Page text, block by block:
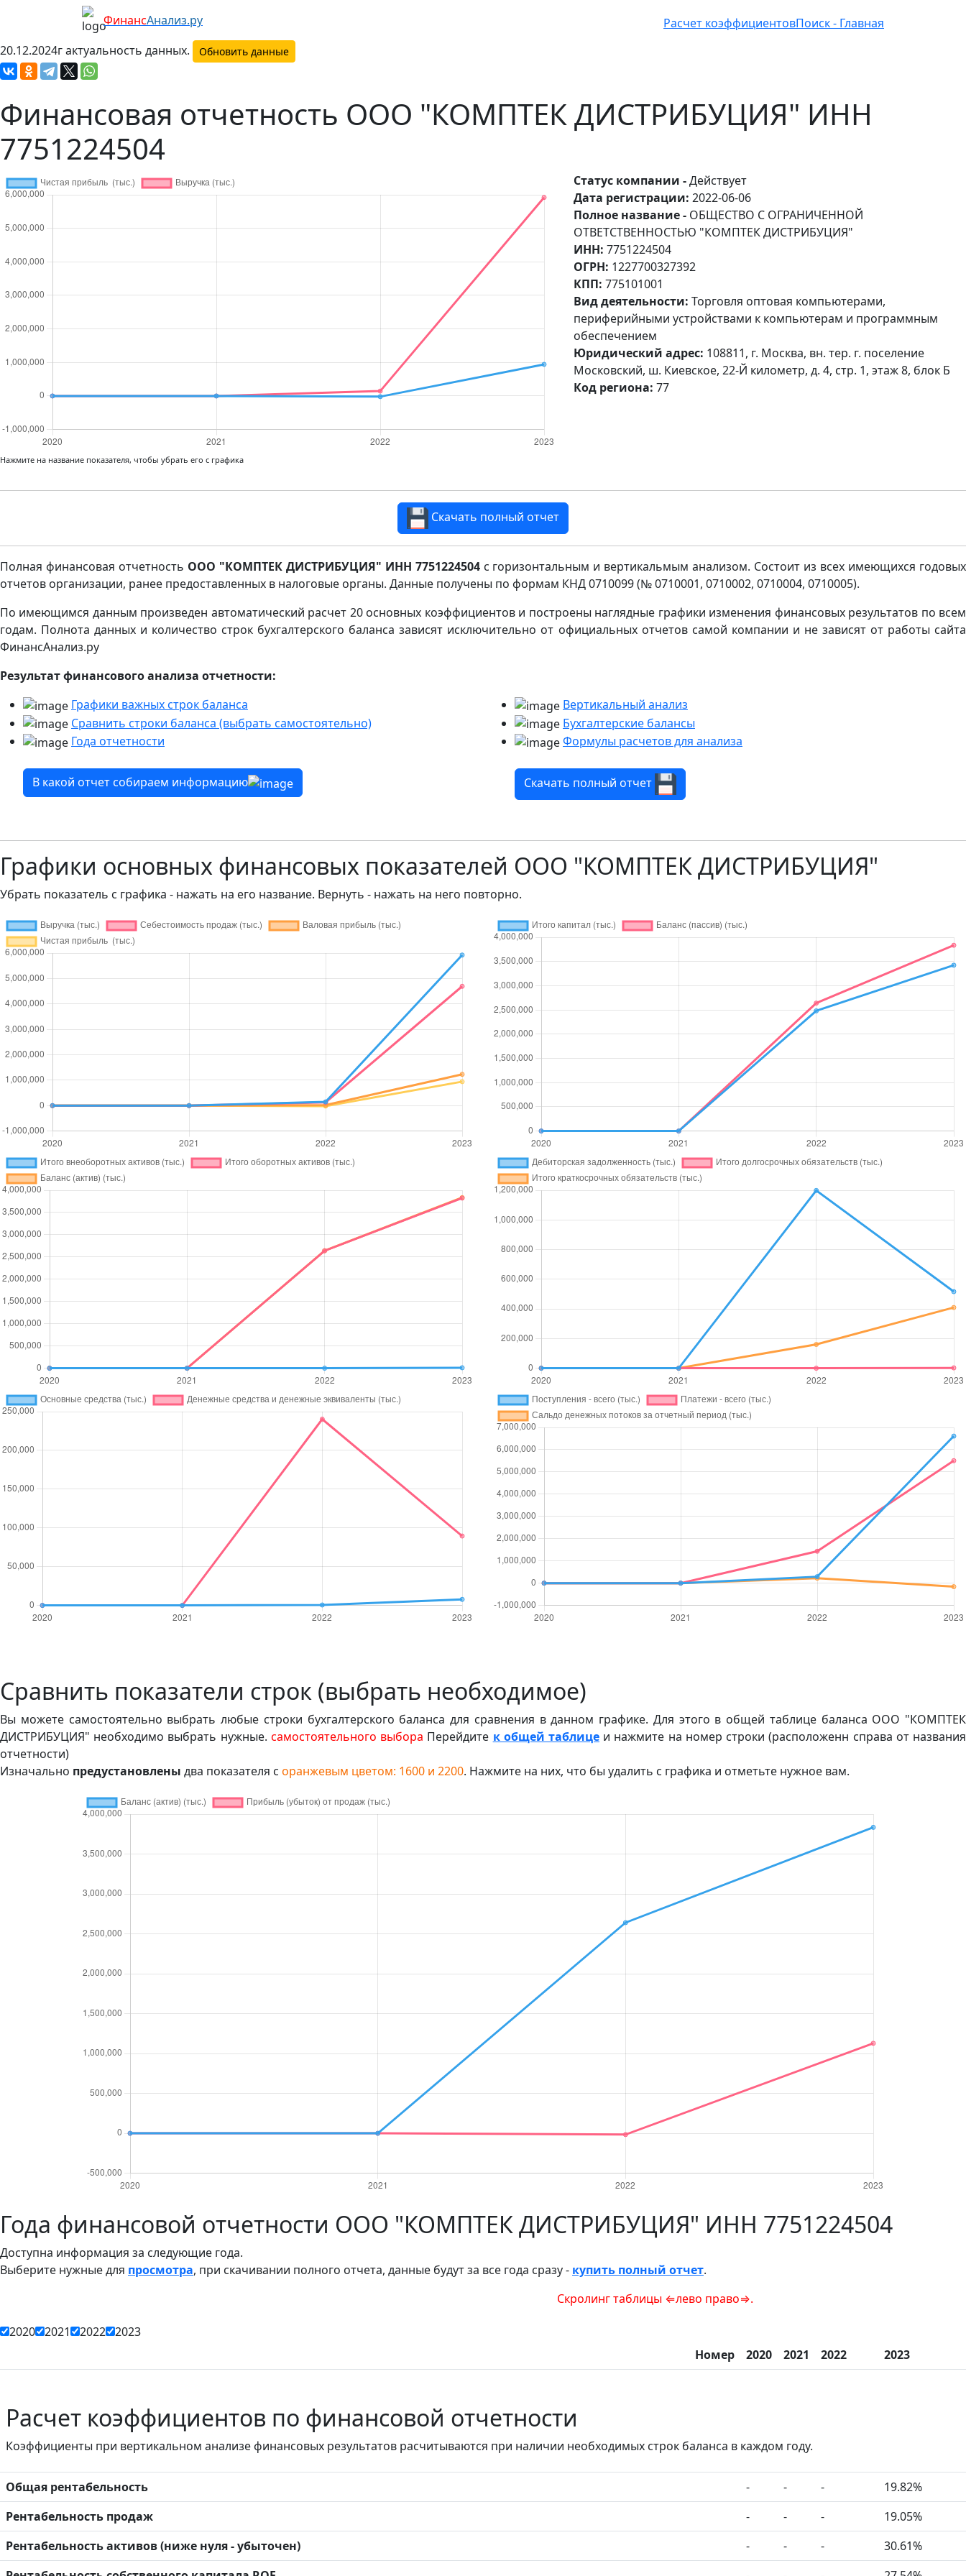
ФинансАнализ.ру Поиск - Главная
Расчет коэффициентов
20.12.2024г актуальность данных.
Обновить данные
Финансовая отчетность ООО "КОМПТЕК ДИСТРИБУЦИЯ" ИНН
7751224504
Нажмите на название показателя, чтобы убрать его с графика
Статус компании -Действует
Дата регистрации: 2022-06-06
Полное название - ОБЩЕСТВО С ОГРАНИЧЕННОЙ
ОТВЕТСТВЕННОСТЬЮ "КОМПТЕК ДИСТРИБУЦИЯ"
ИНН: 7751224504
ОГРН: 1227700327392
КПП: 775101001
Вид деятельности: Торговля оптовая компьютерами,
периферийными устройствами к компьютерам и программным
обеспечением
Юридический адрес: 108811, г. Москва, вн. тер. г. поселение
Московский, ш. Киевское, 22-Й километр, д. 4, стр. 1, этаж 8, блок Б
Код региона: 77
Скачать полный отчет
Полная финансовая отчетность ООО "КОМПТЕК ДИСТРИБУЦИЯ" ИНН 7751224504с горизонтальным и вертикальмым анализом. Состоит из всех имеющихся годовых
отчетов организации, ранее предоставленных в налоговые органы. Данные получены по формам КНД 0710099 (№ 0710001, 0710002, 0710004, 0710005).
По имеющимся данным произведен автоматический расчет 20 основных коэффициентов и построены наглядные графики изменения финансовых результатов по всем
годам. Полнота данных и количество строк бухгалтерского баланса зависят исключительно от официальных отчетов самой компании и не зависят от работы сайта
ФинансАнализ.ру
Результат финансового анализа отчетности:
Графики важных строк баланса
Сравнить строки баланса (выбрать самостоятельно)
Года отчетности
В какой отчет собираем информацию
Вертикальный анализ
Бухгалтерские балансы
Формулы расчетов для анализа
Скачать полный отчет
Графики основных финансовых показателей ООО "КОМПТЕК ДИСТРИБУЦИЯ"
Убрать показатель с графика - нажать на его название. Вернуть - нажать на него повторно.
Сравнить показатели строк (выбрать необходимое)
Вы можете самостоятельно выбрать любые строки бухгалтерского баланса для сравнения в данном графике. Для этого в общей таблице баланса ООО "КОМПТЕК
ДИСТРИБУЦИЯ" необходимо выбрать нужные. самостоятельного выбора Перейдите к общей таблице и нажмите на номер строки (расположенн справа от названия
отчетности)
Изначально предустановлены два показателя с оранжевым цветом: 1600 и 2200. Нажмите на них, что бы удалить с графика и отметьте нужное вам.
Года финансовой отчетности ООО "КОМПТЕК ДИСТРИБУЦИЯ" ИНН 7751224504
Доступна информация за следующие года.
Выберите нужные для просмотра, при скачивании полного отчета, данные будут за все года сразу - купить полный отчет.
Скролинг таблицы ⇐лево право⇒.
2020 2021 2022 2023
Номер
2020 2021 2022 2023
Расчет коэффициентов по финансовой отчетности
Коэффициенты при вертикальном анализе финансовых результатов расчитываются при наличии необходимых строк баланса в каждом году.
Общая рентабельность - - -
19.82%
Рентабельность продаж
- - -
19.05%
Рентабельность активов (ниже нуля - убыточен)
- - -
30.61%